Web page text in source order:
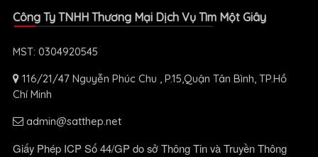
Công Ty TNHH Thương Mại Dịch Vụ Tìm Một Giây
MST: 0304920545
116/21/47 Nguyễn Phúc Chu , P.15,Quận Tân Bình, TP.Hồ
Chí Minh
admin@satthep.net
Giấy Phép ICP Số 44/GP do sở Thông Tin và Truyền Thông